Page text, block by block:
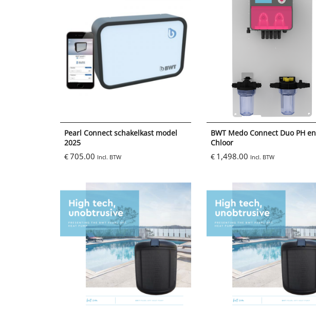
Pearl Connect schakelkast model
2025
€705.00 Incl. BTW
BWT Medo Connect Duo PH en
Chloor
€ 1,498.00 Incl. BTW